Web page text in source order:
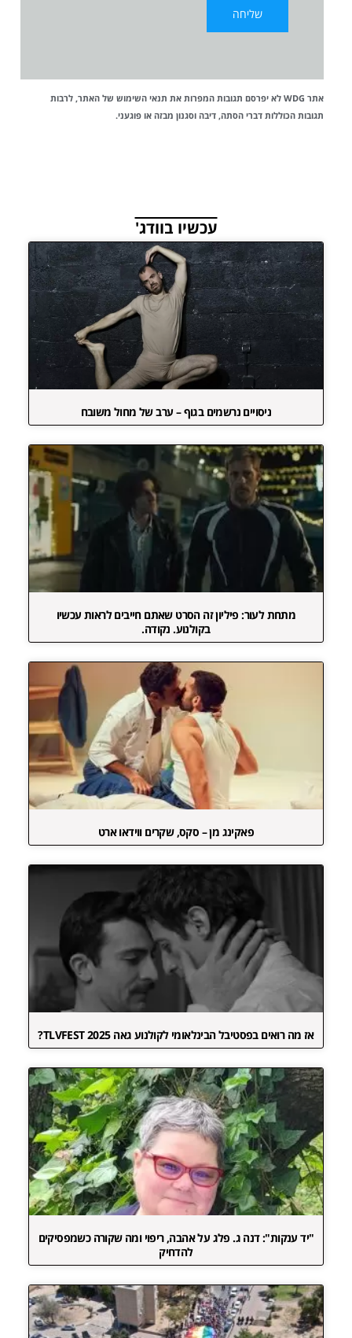
אתר WDG לא יפרסם תגובות המפרות את תנאי השימוש של האתר, לרבות
תגובות הכוללות דברי הסתה, דיבה וסגנון מבזה או פוגעני.
עכשיו בוודג'
ניסויים נרשמים בגוף – ערב של מחול משובח
מתחת לעור: פיליון זה הסרט שאתם חייבים לראות עכשיו
בקולנוע. נקודה.
פאקינג מן – סקס, שקרים ווידאו ארט
אז מה רואים בפסטיבל הבינלאומי לקולנוע גאה TLVFEST 2025?
"יד ענקות": דנה ג. פלג על אהבה, ריפוי ומה שקורה כשמפסיקים
להדחיק